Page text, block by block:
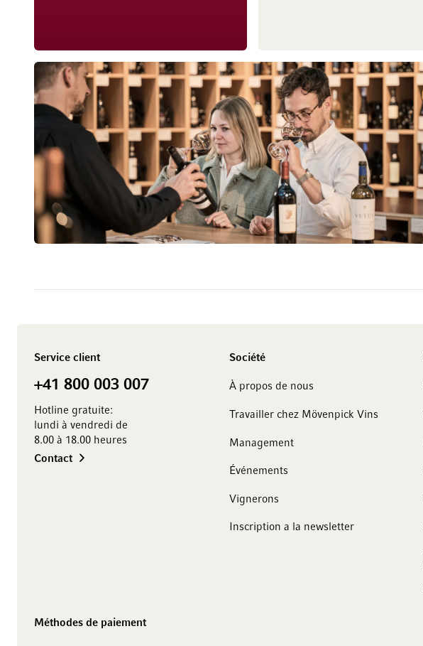
Service client
+41 800 003 007
Hotline gratuite:
lundi à vendredi de
8.00 à 18.00 heures
Contact
Société
À propos de nous
Travailler chez Mövenpick Vins
Management
Événements
Vignerons
Inscription a la newsletter
Méthodes de paiement
francs de réduction sur votre premier achat.